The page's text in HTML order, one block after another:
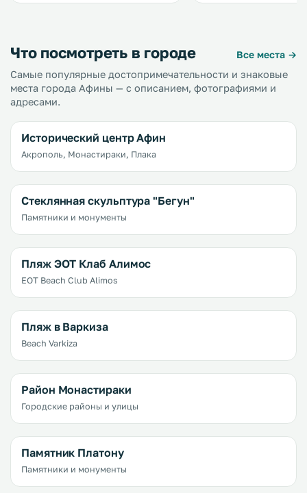
своему расположению в самом
Станция метро
Что посмотреть в городе
Все места →
Самые популярные достопримечательности и знаковые
места города Афины — с описанием, фотографиями и
адресами.
Исторический центр Афин
Акрополь, Монастираки, Плака
Стеклянная скульптура "Бегун"
Памятники и монументы
Пляж ЭОТ Клаб Алимос
EOT Beach Club Alimos
Пляж в Варкиза
Beach Varkiza
Район Монастираки
Городские районы и улицы
Памятник Платону
Памятники и монументы